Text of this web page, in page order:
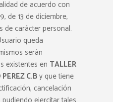
de acuerdo con
de 13 de diciembre,
de carácter personal.
queda
serán
existentes en TALLER
C.By que tiene
cancelación